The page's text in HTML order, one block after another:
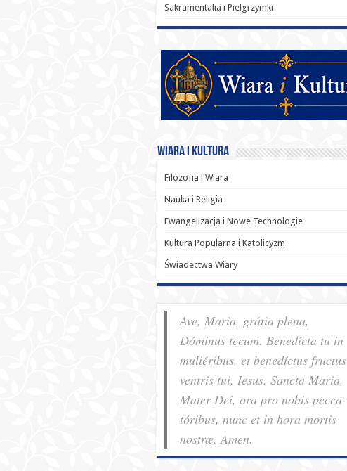
Sakramentalia i Pielgrzymki
Wiara i Kultura
Filozofia i Wiara
Nauka i Religia
Ewangelizacja i Nowe Technologie
Kultura Popularna i Katolicyzm
Świadectwa Wiary
Ave, Maria, grátia plena,
Dóminus tecum. Benedícta tu in
muliéribus, et benedíctus fructus
ventris tui, Iesus. Sancta Maria,
Mater Dei, ora pro nobis pec­ca­
tóribus, nunc et in hora mortis
nostræ. Amen.